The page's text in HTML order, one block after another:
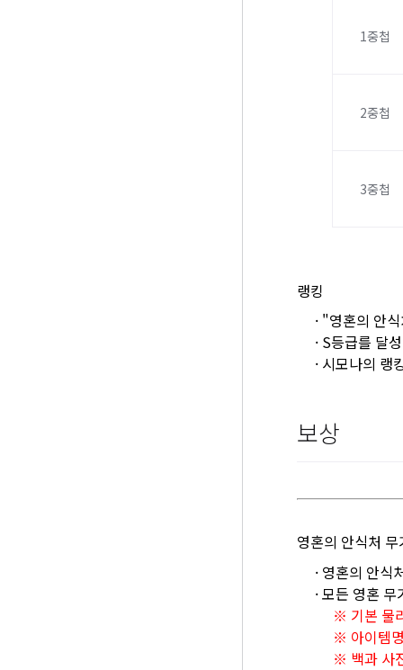
1중첩
2중첩
3중첩
랭킹
· "영혼의 안
· S등급를 달
· 시모나의 랭
보상
영혼의 안식처
· 영혼의 안식
· 모든 영혼
※ 기본 물
※ 아이템
※ 백과 사